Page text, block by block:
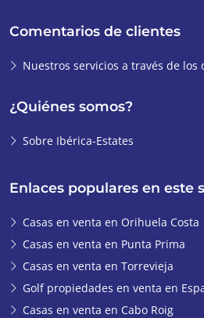
Enlaces populares en este
Casas en venta en Orihuela Costa
Casas en venta en Punta Prima
Casas en venta en Torrevieja
Golf propiedades en venta en
Casas en venta en Cabo Roig
Comentarios de clientes
Nuestros servicios a través de los
¿Quiénes somos?
Sobre Ibérica-Estates